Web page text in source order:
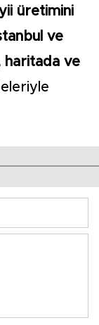
üretimini
ve
haritada ve